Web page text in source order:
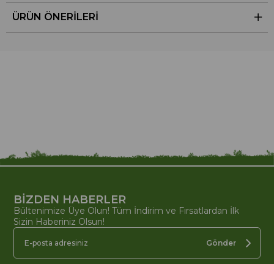
ÜRÜN ÖNERILERI
BİZDEN HABERLER
Bültenimize Üye Olun! Tüm İndirim ve Fırsatlardan İlk
Sizin Haberiniz Olsun!
Gönder